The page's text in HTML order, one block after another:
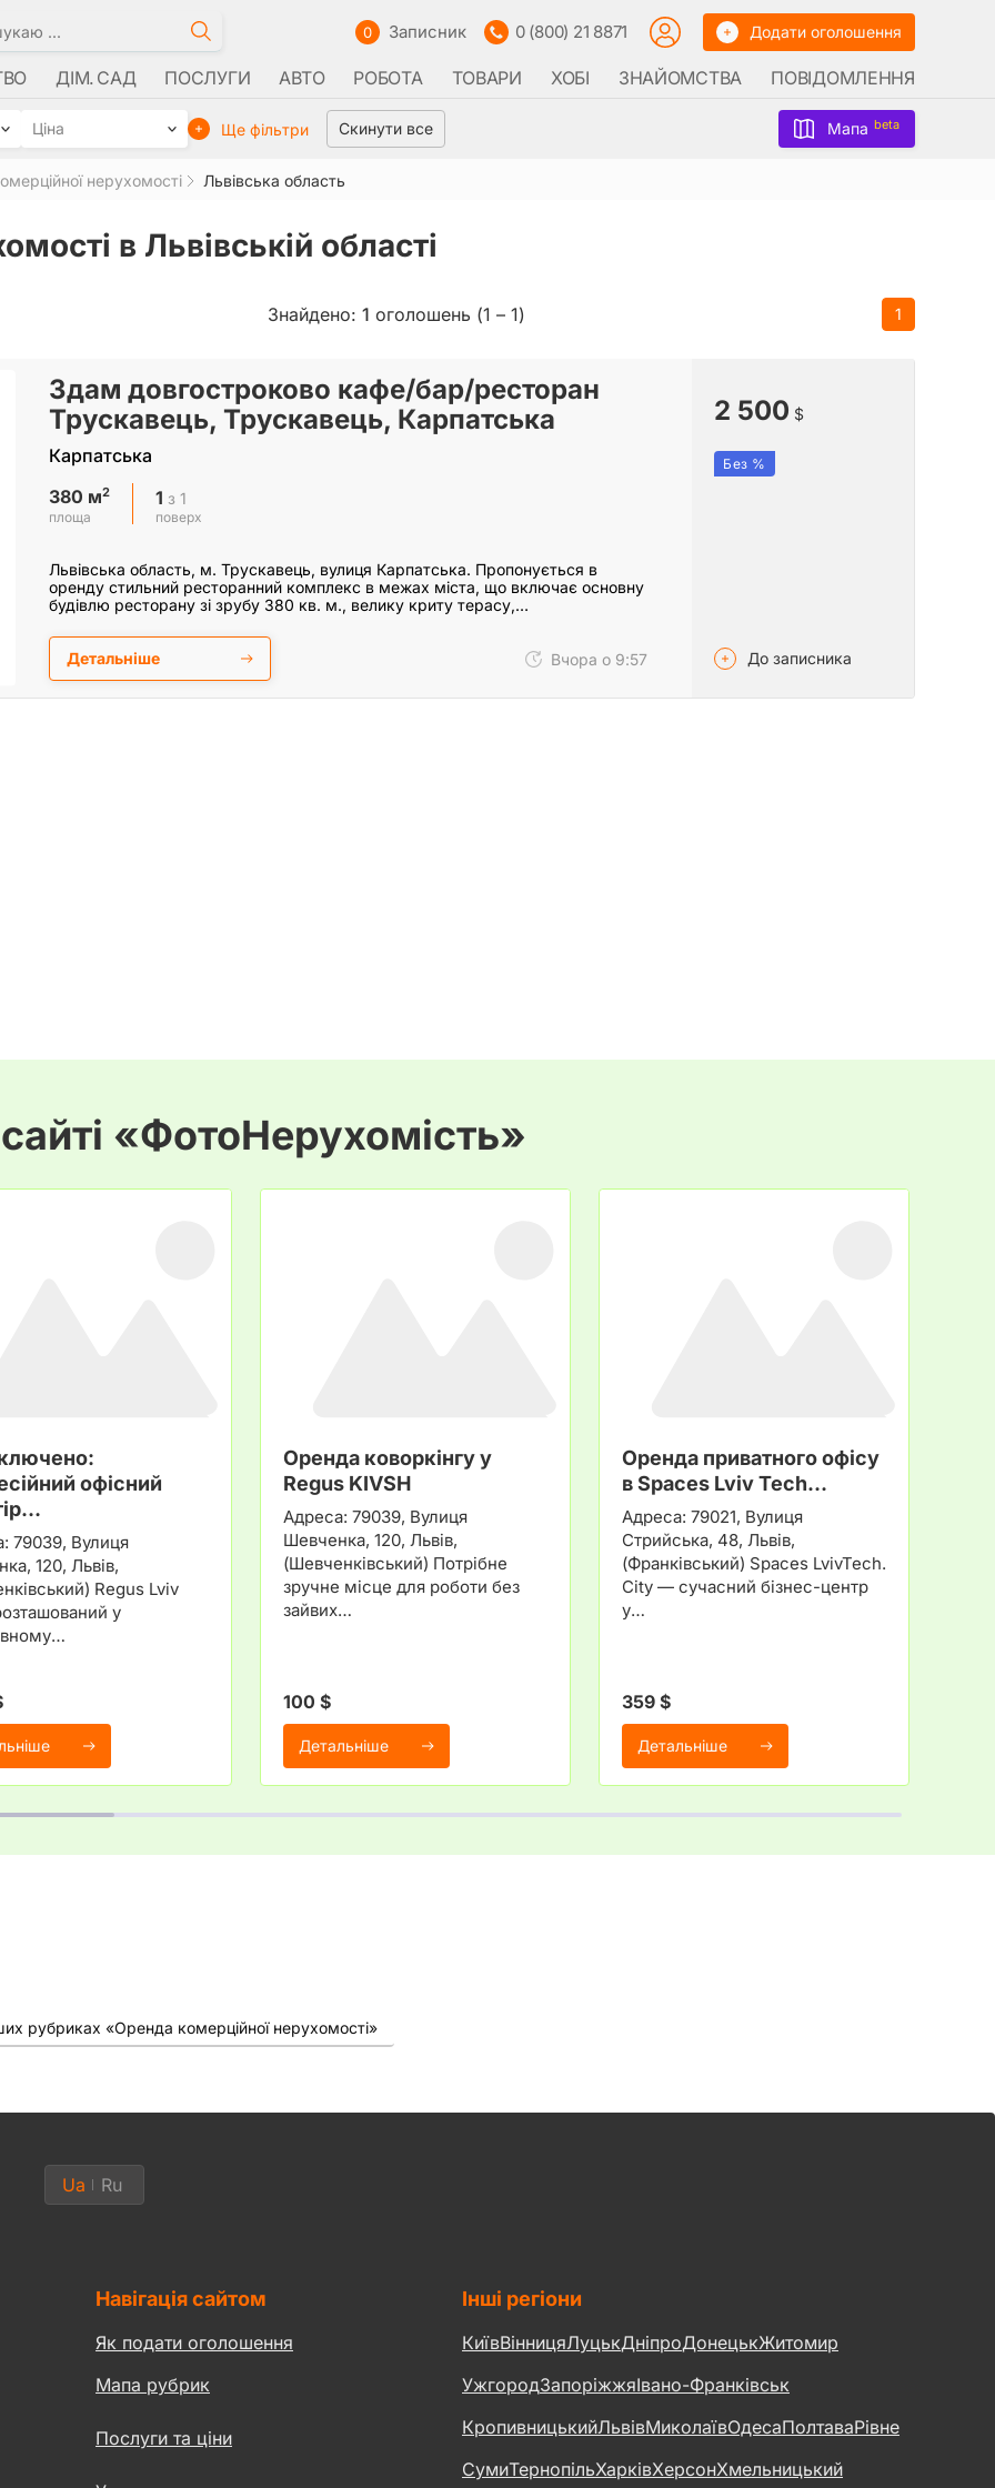
0 Записник 0 (800) 21 8871 Додати оголошення
ДІМ. САД ПОСЛУГИ АВТО РОБОТА ТОВАРИ ХОБІ ЗНАЙОМСТВА ПОВІДОМЛЕННЯ
Ціна Ще фільтри Скинути все Мапа beta
нерухомості Львівська область
в Львівській області
Знайдено: 1 оголошень (1 – 1) 1
Здам довгостроково кафе/бар/ресторан
Трускавець, Трускавець, Карпатська
Карпатська
380 м2
площа
1 з 1
поверх
Львівська область, м. Трускавець, вулиця Карпатська. Пропонується в
оренду стильний ресторанний комплекс в межах міста, що включає основну
будівлю ресторану зі зрубу 380 кв. м., велику криту терасу,…
Детальніше Вчора о 9:57
2 500 $
Без %
До записника
«ФотоНерухомість»
офісний
79039, Вулиця
120, Львів,
Regus Lviv
у
Оренда коворкінгу у
Regus KIVSH
Адреса: 79039, Вулиця
Шевченка, 120, Львів,
(Шевченківський) Потрібне
зручне місце для роботи без
зайвих…
100 $
Детальніше
Оренда приватного офісу
в Spaces Lviv Tech…
Адреса: 79021, Вулиця
Стрийська, 48, Львів,
(Франківський) Spaces LvivTech.
City — сучасний бізнес-центр
у…
359 $
Детальніше
рубриках «Оренда комерційної нерухомості»
Ua Ru
Навігація сайтом
Як подати оголошення
Мапа рубрик
Послуги та ціни
Інші регіони
КиївВінницяЛуцькДніпроДонецькЖитомир
УжгородЗапоріжжяІвано-Франківськ
КропивницькийЛьвівМиколаївОдесаПолтаваРівне
СумиТернопільХарківХерсонХмельницький